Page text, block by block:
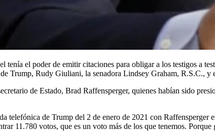
el poder de emitir citaciones para obligar a los testigos a
Trump, Rudy Giuliani, la senadora Lindsey Graham, R.S.C.,
de Estado, Brad Raffensperger, quienes habían sido
telefónica de Trump del 2 de enero de 2021 con
11.780 votos, que es un voto más de los que tenemos.